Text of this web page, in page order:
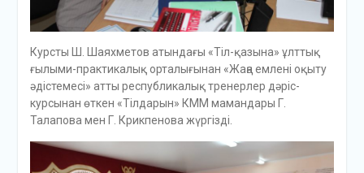
Курсты Ш. Шаяхметов атындағы «Тіл-қазына» ұлттық
ғылыми-практикалық орталығынан «Жаңа емлені оқыту
әдістемесі» атты республикалық тренерлер дәріс-
курсынан өткен «Тілдарын» КММ мамандары Г.
Талапова мен Г. Крикпенова жүргізді.